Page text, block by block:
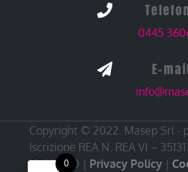

0445
 E-
Copyright © 2022. Masep Srl -
Iscrizione REA N. REA VI –
10.000,00 | Privacy Policy |
0